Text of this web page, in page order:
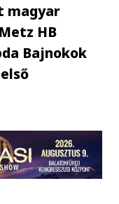
magyar
HB
Bajnokok